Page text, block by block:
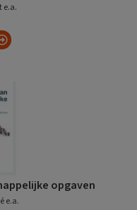
e.a.
opgaven
e.a.